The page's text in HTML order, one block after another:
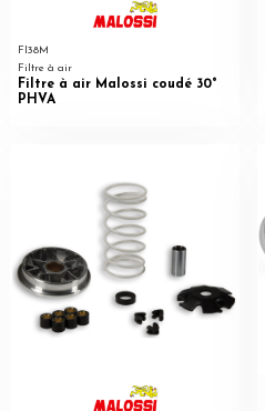
FI38M
Filtre à air
Filtre à air Malossi coudé 30°
PHVA